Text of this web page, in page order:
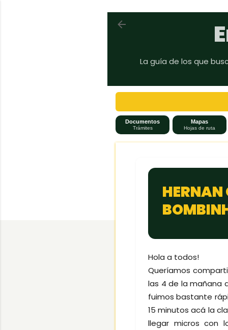
La guía de los que
Documentos
Trámites
Mapas
Hojas de ruta
Hola a todos!
Queríamos
las 4 de la mañana
fuimos bastante
15 minutos acá la
llegar micros con